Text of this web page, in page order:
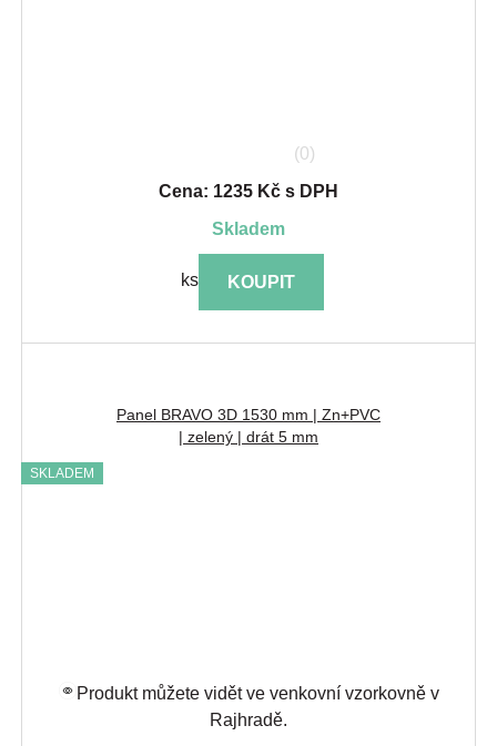
(0)
Cena: 1235 Kč s DPH
skladem
ks KOUPIT
Panel BRAVO 3D 1530 mm | Zn+PVC
| zelený | drát 5 mm
SKLADEM
Produkt můžete vidět ve venkovní vzorkovně v
Rajhradě.